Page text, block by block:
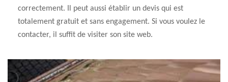
correctement. Il peut aussi établir un devis qui est
totalement gratuit et sans engagement. Si vous voulez le
contacter, il suffit de visiter son site web.